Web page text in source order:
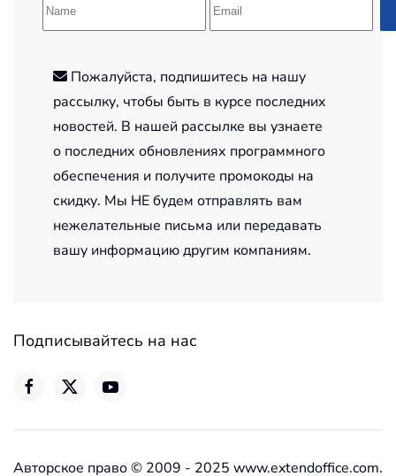
Пожалуйста, подпишитесь на нашу
рассылку, чтобы быть в курсе последних
новостей. В нашей рассылке вы узнаете
о последних обновлениях программного
обеспечения и получите промокоды на
скидку. Мы НЕ будем отправлять вам
нежелательные письма или передавать
вашу информацию другим компаниям.
Подписывайтесь на нас
Авторское право © 2009 - 2025 www.extendoffice.com.